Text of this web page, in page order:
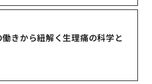
きから紐解く生理痛の科学と